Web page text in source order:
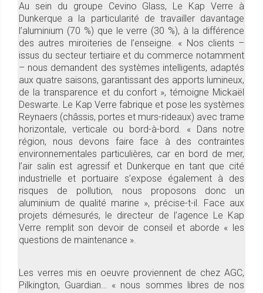
Au sein du groupe Cevino Glass, Le Kap Verre à
Dunkerque a la particularité de travailler davantage
l’aluminium (70 %) que le verre (30 %), à la différence
des autres miroiteries de l’enseigne. « Nos clients –
issus du secteur tertiaire et du commerce notamment
– nous demandent des systèmes intelligents, adaptés
aux quatre saisons, garantissant des apports lumineux,
de la transparence et du confort », témoigne Mickaël
Deswarte. Le Kap Verre fabrique et pose les systèmes
Reynaers (châssis, portes et murs-rideaux) avec trame
horizontale, verticale ou bord-à-bord. « Dans notre
région, nous devons faire face à des contraintes
environnementales particulières, car en bord de mer,
l’air salin est agressif et Dunkerque en tant que cité
industrielle et portuaire s’expose également à des
risques de pollution, nous proposons donc un
aluminium de qualité marine », précise-t-il. Face aux
projets démesurés, le directeur de l’agence Le Kap
Verre remplit son devoir de conseil et aborde « les
questions de maintenance ».
Les verres mis en oeuvre proviennent de chez AGC,
Pilkington, Guardian… « nous sommes libres de nos